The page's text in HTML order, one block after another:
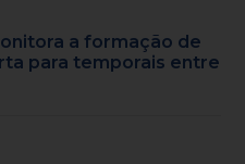
a formação de
para temporais entre